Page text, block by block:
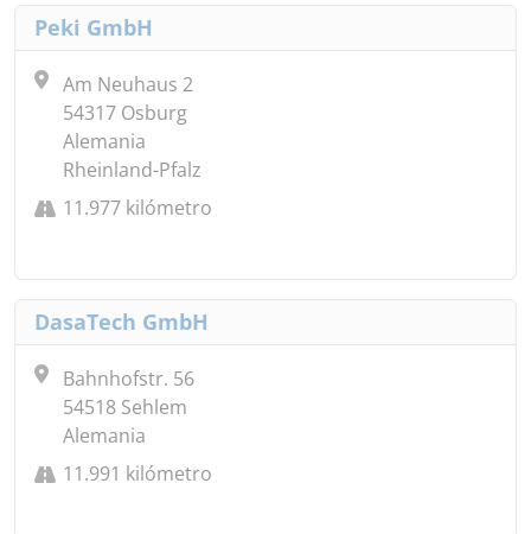
Peki GmbH
Am Neuhaus 2
54317 Osburg
Alemania
Rheinland-Pfalz
11.977 kilómetro
DasaTech GmbH
Bahnhofstr. 56
54518 Sehlem
Alemania
11.991 kilómetro